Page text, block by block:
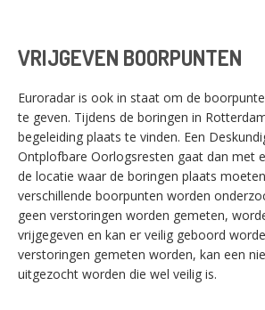
VRIJGEVEN BOORPUNTEN
Euroradar is ook in staat om de
te geven. Tijdens de boringen in
begeleiding plaats te vinden. Een
Ontplofbare Oorlogsresten gaat dan met
de locatie waar de boringen plaats
verschillende boorpunten worden
geen verstoringen worden gemeten,
vrijgegeven en kan er veilig geboord
verstoringen gemeten worden, kan een
uitgezocht worden die wel veilig is.